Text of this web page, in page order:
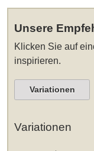
Unsere
Klicken Sie auf
inspirieren.
Variationen
Variationen